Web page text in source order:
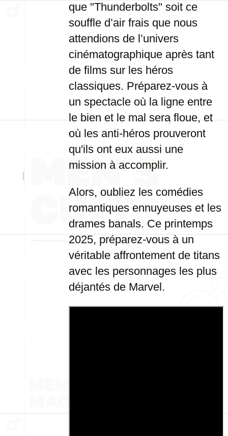
que "Thunderbolts" soit ce
souffle d’air frais que nous
attendions de l’univers
cinématographique après tant
de films sur les héros
classiques. Préparez-vous à
un spectacle où la ligne entre
le bien et le mal sera floue, et
où les anti-héros prouveront
qu'ils ont eux aussi une
mission à accomplir.
Alors, oubliez les comédies
romantiques ennuyeuses et les
drames banals. Ce printemps
2025, préparez-vous à un
véritable affrontement de titans
avec les personnages les plus
déjantés de Marvel.